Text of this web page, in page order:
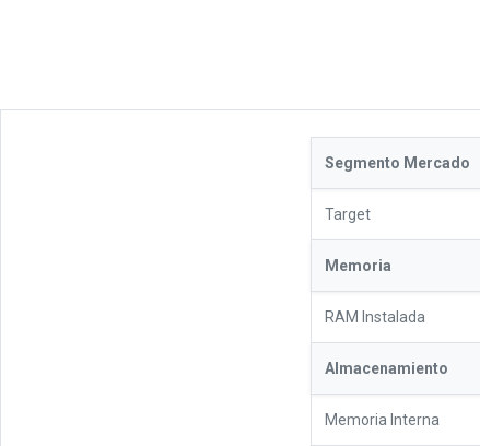
Segmento Mercado
Target
Memoria
RAM Instalada
Almacenamiento
Memoria Interna